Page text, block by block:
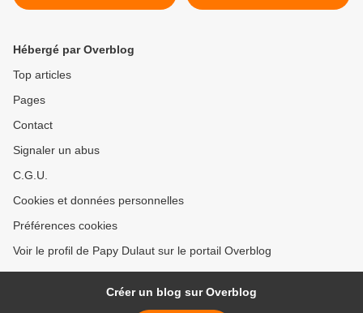
>
Hébergé par Overblog
Top articles
Pages
Contact
Signaler un abus
C.G.U.
Cookies et données personnelles
Préférences cookies
Voir le profil de Papy Dulaut sur le portail Overblog
Créer un blog sur Overblog